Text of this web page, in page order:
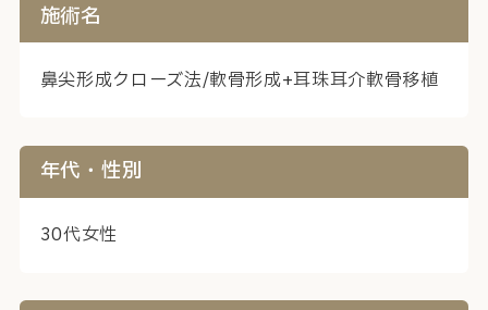
施術名
鼻尖形成クローズ法/軟骨形成+耳珠耳介軟骨移植
年代・性別
30代女性